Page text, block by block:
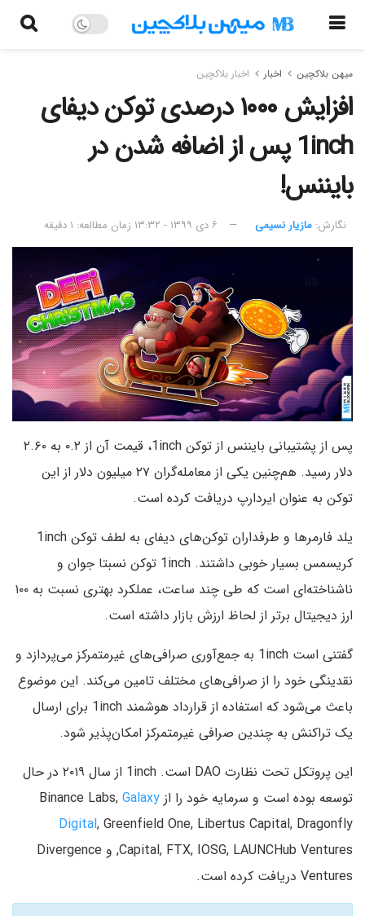
میهن بلاکچین اخبار اخبار بلاکچین
افزایش ۱۰۰۰ درصدی توکن دیفای
1inch پس از اضافه شدن در
بایننس!
نگارش:‌ مازیار نسیمی ۶ دی ۱۳۹۹ - ۱۳:۳۲ زمان مطالعه: ۱ دقیقه
پس از پشتیبانی بایننس از توکن 1inch، قیمت آن از ۰.۲ به ۲.۶۰
دلار رسید. هم‌چنین یکی از معامله‌گران ۲۷ میلیون دلار از این
توکن به عنوان ایردارپ دریافت کرده است.
یلد فارمرها و طرفداران توکن‌های دیفای به لطف توکن 1inch
کریسمس بسیار خوبی داشتند. 1inch توکن نسبتا جوان و
ناشناخته‌ای است که طی چند ساعت، عملکرد بهتری نسبت به ۱۰۰
ارز دیجیتال برتر از لحاظ ارزش بازار داشته است.
گفتنی است 1inch به جمع‌آوری صرافی‌های غیرمتمرکز می‌پردازد و
نقدینگی خود را از صرافی‌های مختلف تامین می‌کند. این موضوع
باعث می‌شود که استفاده از قرارداد هوشمند 1inch برای ارسال
یک تراکنش به چندین صرافی غیرمتمرکز امکان‌پذیر شود.
این پروتکل تحت نظارت DAO است. 1inch از سال ۲۰۱۹ در حال
توسعه بوده است و سرمایه خود را از Binance Labs, Galaxy
Digital, Greenfield One, Libertus Capital, Dragonfly
Capital, FTX, IOSG, LAUNCHub Ventures, و Divergence
Ventures دریافت کرده است.